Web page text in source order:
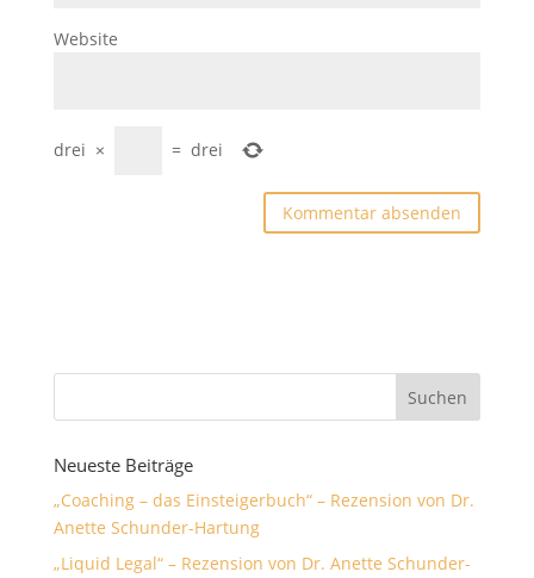
Website
drei × = drei
Neueste Beiträge
„Coaching – das Einsteigerbuch“ – Rezension von Dr.
Anette Schunder-Hartung
„Liquid Legal“ – Rezension von Dr. Anette Schunder-